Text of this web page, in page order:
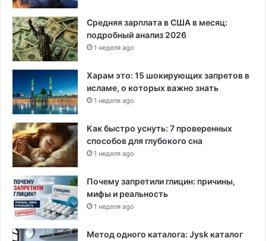
Средняя зарплата в США в месяц:
подробный анализ 2026
1 неделя ago
Харам это: 15 шокирующих запретов в
исламе, о которых важно знать
1 неделя ago
Как быстро уснуть: 7 проверенных
способов для глубокого сна
1 неделя ago
Почему запретили глицин: причины,
мифы и реальность
1 неделя ago
Метод одного каталога: Jysk каталог